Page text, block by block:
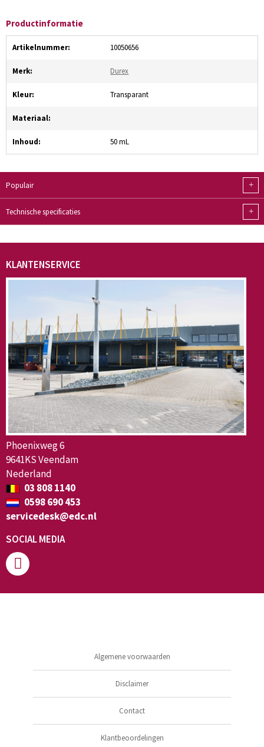
Productinformatie
Artikelnummer: 10050656
Merk: Durex
Kleur: Transparant
Materiaal:
Inhoud: 50 mL
Populair +
Technische specificaties +
KLANTENSERVICE
Phoenixweg 6
9641KS Veendam
Nederland
03 808 1140
0598 690 453
servicedesk@edc.nl
SOCIAL MEDIA
Algemene voorwaarden
Disclaimer
Contact
Klantbeoordelingen